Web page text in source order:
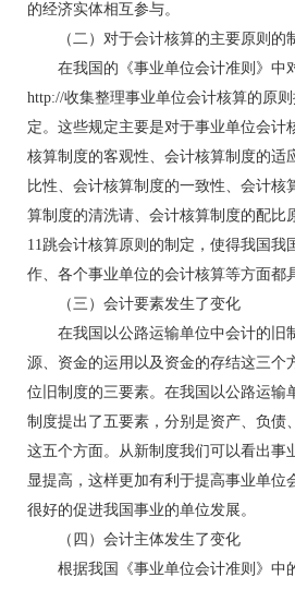
的经济实体相互参与。
（二）对于会计核算的主要原则的
在我国的《事业单位会计准则》中
http://收集整理事业单位会计核算的原
定。这些规定主要是对于事业单位会计
核算制度的客观性、会计核算制度的适
比性、会计核算制度的一致性、会计核
算制度的清洗请、会计核算制度的配比
11跳会计核算原则的制定，使得我国我
作、各个事业单位的会计核算等方面都
（三）会计要素发生了变化
在我国以公路运输单位中会计的旧
源、资金的运用以及资金的存结这三个
位旧制度的三要素。在我国以公路运输
制度提出了五要素，分别是资产、负债
这五个方面。从新制度我们可以看出事
显提高，这样更加有利于提高事业单位
很好的促进我国事业的单位发展。
（四）会计主体发生了变化
根据我国《事业单位会计准则》中